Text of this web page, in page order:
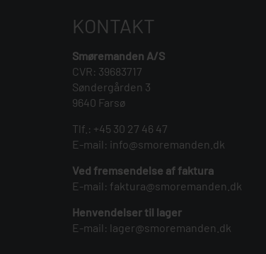
KONTAKT
Smøremanden A/S
CVR: 39683717
Søndergården 3
9640 Farsø
Tlf.: +45 30 27 46 47
E-mail: info@smoremanden.dk
Ved fremsendelse af faktura
E-mail: faktura@smoremanden.dk
Henvendelser til lager
E-mail: lager@smoremanden.dk